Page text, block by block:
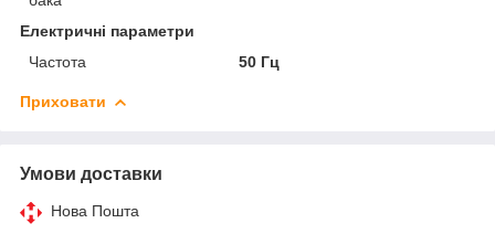
Електричні параметри
Частота
50 Гц
Приховати
Умови доставки
Нова Пошта